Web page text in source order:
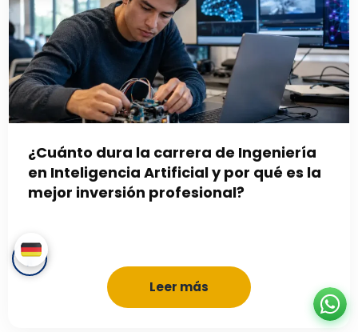
¿Cuánto dura la carrera de Ingeniería
en Inteligencia Artificial y por qué es la
mejor inversión profesional?
Leer más